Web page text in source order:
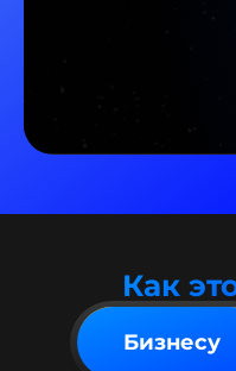
Как
Бизнесу